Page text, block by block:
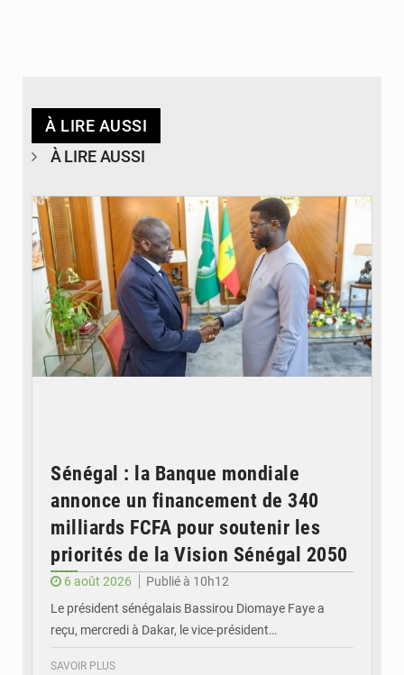
À LIRE AUSSI
À LIRE AUSSI
Sénégal : la Banque mondiale
annonce un financement de 340
milliards FCFA pour soutenir les
priorités de la Vision Sénégal 2050
6 août 2026
Publié à 10h12
Le président sénégalais Bassirou Diomaye Faye a
reçu, mercredi à Dakar, le vice-président…
SAVOIR PLUS